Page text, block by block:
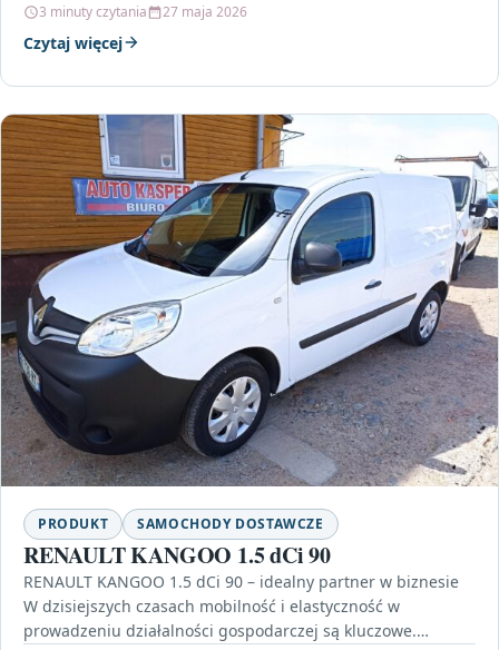
3 minuty czytania 27 maja 2026
Czytaj więcej
PRODUKT SAMOCHODY DOSTAWCZE
RENAULT KANGOO 1.5 dCi 90
RENAULT KANGOO 1.5 dCi 90 – idealny partner w biznesie
W dzisiejszych czasach mobilność i elastyczność w
prowadzeniu działalności gospodarczej są kluczowe.